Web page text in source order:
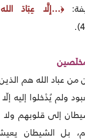
﴿...إِلَّا عِبَادَ
من عباد الله هم
ولم يُدْخلوا إليه
إلى قلوبهم ولا
بل الشيطان